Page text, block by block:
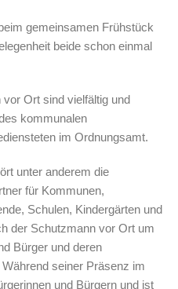
gemeinsamen Frühstück
beide schon einmal
Ort sind vielfältig und
kommunalen
im Ordnungsamt.
unter anderem die
für Kommunen,
Schulen, Kindergärten und
der Schutzmann vor Ort um
Bürger und deren
seiner Präsenz im
und Bürgern und ist